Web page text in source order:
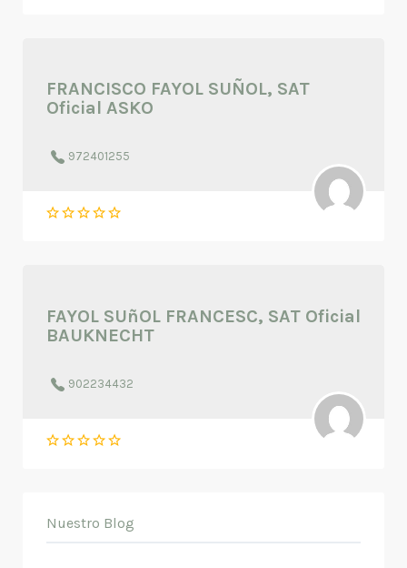
FRANCISCO FAYOL SUÑOL, SAT
Oficial ASKO
972401255
FAYOL SUñOL FRANCESC, SAT Oficial
BAUKNECHT
902234432
Nuestro Blog